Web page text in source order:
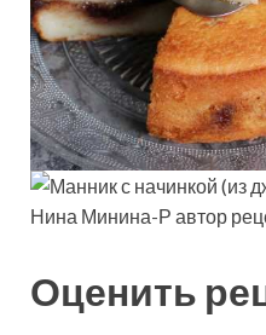
Нина Минина-Р автор
Оценить